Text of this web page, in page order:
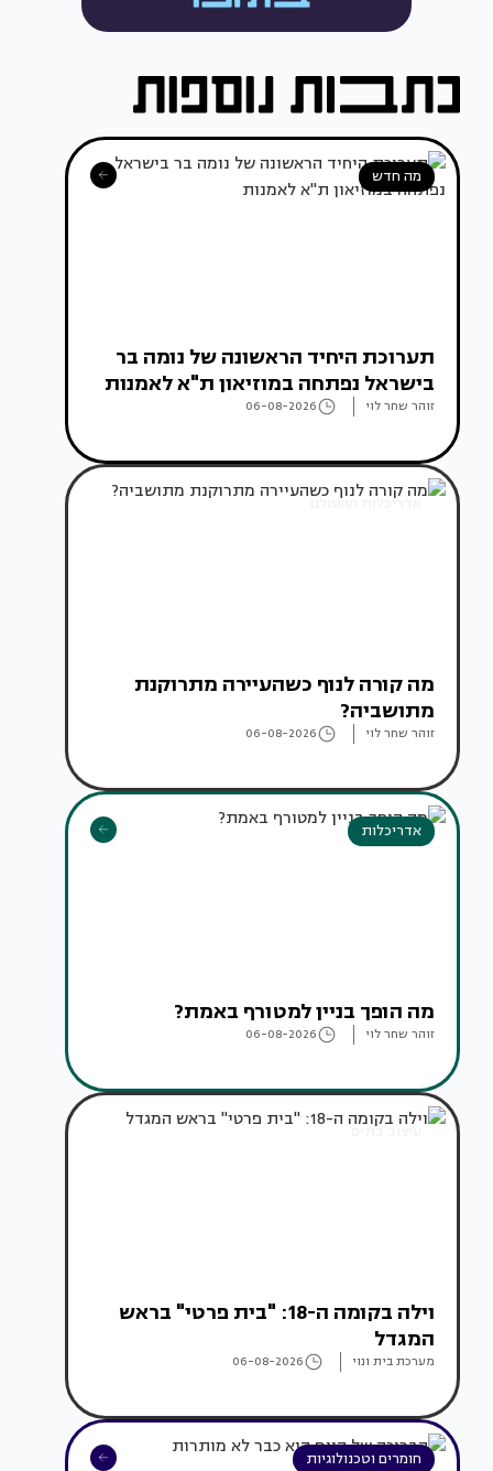
מה חדש
תערוכת היחיד הראשונה של נומה בר
בישראל נפתחה במוזיאון ת"א לאמנות
זוהר שחר לוי 06-08-2026
אדריכלות מהעולם
מה קורה לנוף כשהעיירה מתרוקנת
מתושביה?
זוהר שחר לוי 06-08-2026
אדריכלות
מה הופך בניין למטורף באמת?
זוהר שחר לוי 06-08-2026
עיצוב בתים
וילה בקומה ה-18: "בית פרטי" בראש
המגדל
מערכת בית ונוי 06-08-2026
חומרים וטכנולוגיות